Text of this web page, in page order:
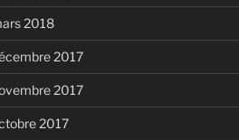
2018
2017
2017
2017